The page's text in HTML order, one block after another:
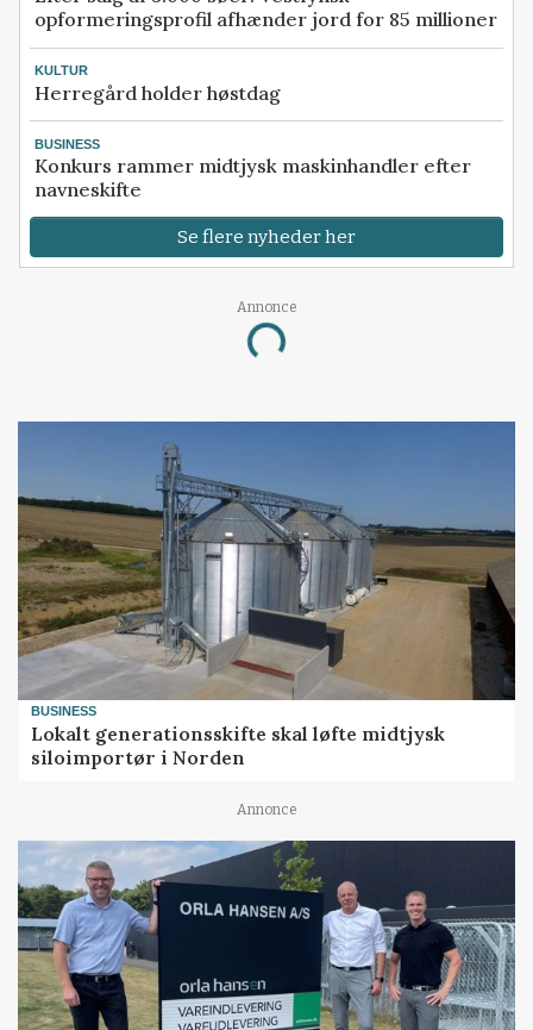
opformeringsprofil afhænder jord for 85 millioner
KULTUR
Herregård holder høstdag
BUSINESS
Konkurs rammer midtjysk maskinhandler efter
navneskifte
Se flere nyheder her
Annonce
Loading...
BUSINESS
Lokalt generationsskifte skal løfte midtjysk
siloimportør i Norden
Annonce